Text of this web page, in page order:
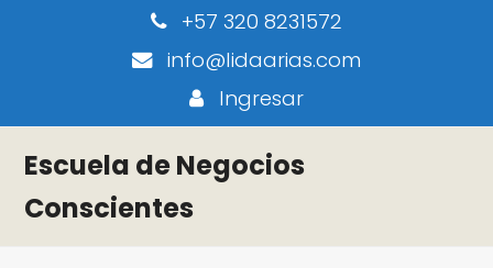
+57 320 8231572
info@lidaarias.com
Ingresar
Escuela de Negocios
Conscientes